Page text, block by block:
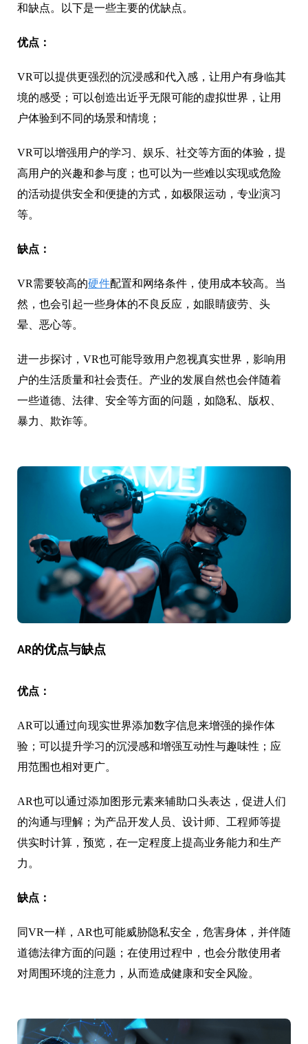
和缺点。以下是一些主要的优缺点。
优点：
VR可以提供更强烈的沉浸感和代入感，让用户有身临其
境的感受；可以创造出近乎无限可能的虚拟世界，让用
户体验到不同的场景和情境；
VR可以增强用户的学习、娱乐、社交等方面的体验，提
高用户的兴趣和参与度；也可以为一些难以实现或危险
的活动提供安全和便捷的方式，如极限运动，专业演习
等。
缺点：
VR需要较高的硬件配置和网络条件，使用成本较高。当
然，也会引起一些身体的不良反应，如眼睛疲劳、头
晕、恶心等。
进一步探讨，VR也可能导致用户忽视真实世界，影响用
户的生活质量和社会责任。产业的发展自然也会伴随着
一些道德、法律、安全等方面的问题，如隐私、版权、
暴力、欺诈等。
AR的优点与缺点
优点：
AR可以通过向现实世界添加数字信息来增强的操作体
验；可以提升学习的沉浸感和增强互动性与趣味性；应
用范围也相对更广。
AR也可以通过添加图形元素来辅助口头表达，促进人们
的沟通与理解；为产品开发人员、设计师、工程师等提
供实时计算，预览，在一定程度上提高业务能力和生产
力。
缺点：
同VR一样，AR也可能威胁隐私安全，危害身体，并伴随
道德法律方面的问题；在使用过程中，也会分散使用者
对周围环境的注意力，从而造成健康和安全风险。